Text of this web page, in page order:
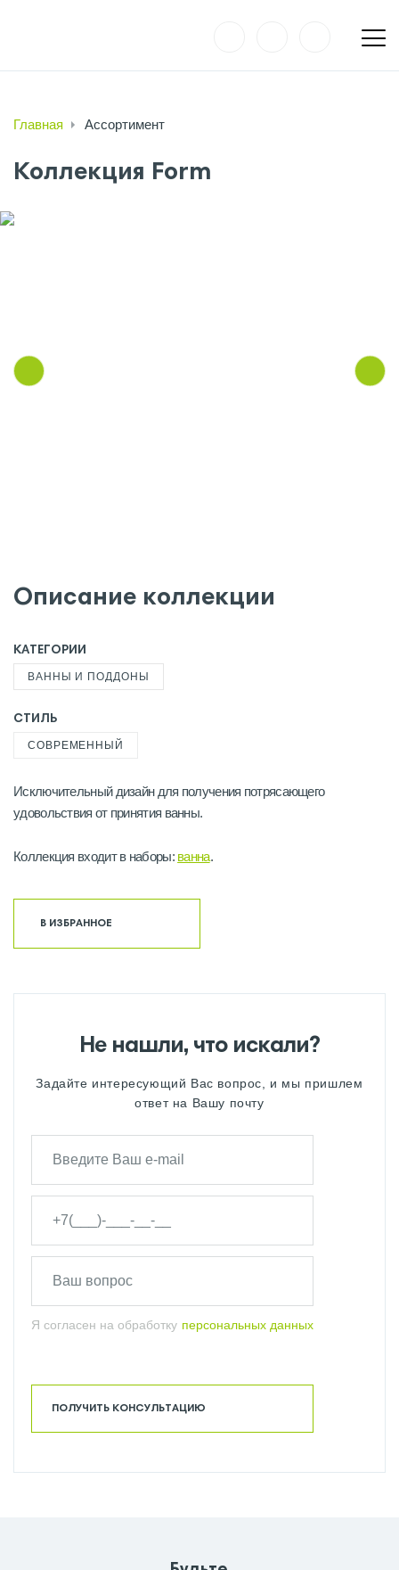
Главная Ассортимент
Коллекция Form
Описание коллекции
КАТЕГОРИИ
ВАННЫ И ПОДДОНЫ
СТИЛЬ
СОВРЕМЕННЫЙ
Исключительный дизайн для получения потрясающего
удовольствия от принятия ванны.
Коллекция входит в наборы: ванна.
В ИЗБРАННОЕ
Не нашли, что искали?
Задайте интересующий Вас вопрос, и мы пришлем
ответ на Вашу почту
Я согласен на обработку персональных данных
ПОЛУЧИТЬ КОНСУЛЬТАЦИЮ